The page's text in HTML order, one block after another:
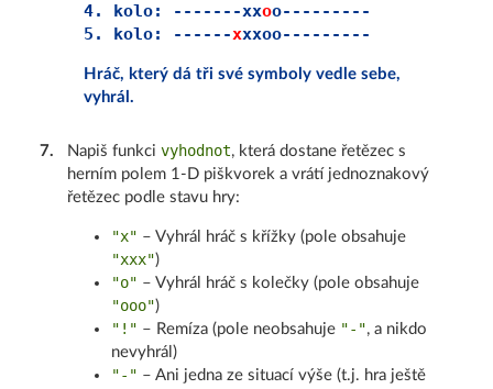
4. kolo: -------xxoo---------
5. kolo: ------x
Hráč, který dá tři své symboly vedle sebe,
vyhrál.
7. Napiš funkcivyhodnot, která dostane řetězec s
herním polem 1-D piškvorek a vrátí jednoznakový
řetězec podle stavu hry:
"x" – Vyhrál hráč s křížky (pole obsahuje
"xxx")
"o" – Vyhrál hráč s kolečky (pole obsahuje
"ooo")
"!" – Remíza (pole neobsahuje "-", a nikdo
nevyhrál)
"-" – Ani jedna ze situací výše (t.j. hra ještě